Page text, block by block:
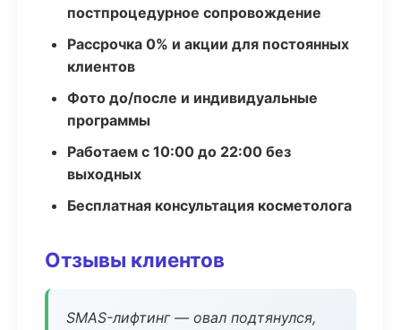
постпроцедурное сопровождение
Рассрочка 0% и акции для постоянных
клиентов
Фото до/после и индивидуальные
программы
Работаем с 10:00 до 22:00 без
выходных
Бесплатная консультация косметолога
Отзывы клиентов
SMAS-лифтинг — овал подтянулся,